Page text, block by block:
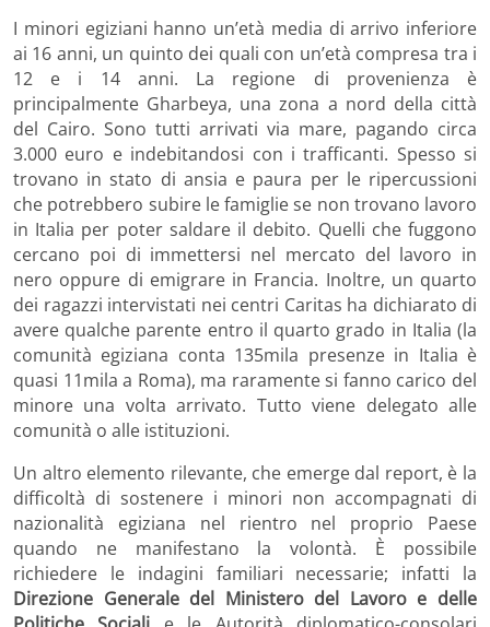
I minori egiziani hanno un’età media di arrivo inferiore
ai 16 anni, un quinto dei quali con un’età compresa tra i
12 e i 14 anni. La regione di provenienza è
principalmente Gharbeya, una zona a nord della città
del Cairo. Sono tutti arrivati via mare, pagando circa
3.000 euro e indebitandosi con i trafficanti. Spesso si
trovano in stato di ansia e paura per le ripercussioni
che potrebbero subire le famiglie se non trovano lavoro
in Italia per poter saldare il debito. Quelli che fuggono
cercano poi di immettersi nel mercato del lavoro in
nero oppure di emigrare in Francia. Inoltre, un quarto
dei ragazzi intervistati nei centri Caritas ha dichiarato di
avere qualche parente entro il quarto grado in Italia (la
comunità egiziana conta 135mila presenze in Italia è
quasi 11mila a Roma), ma raramente si fanno carico del
minore una volta arrivato. Tutto viene delegato alle
comunità o alle istituzioni.
Un altro elemento rilevante, che emerge dal report, è la
difficoltà di sostenere i minori non accompagnati di
nazionalità egiziana nel rientro nel proprio Paese
quando ne manifestano la volontà. È possibile
richiedere le indagini familiari necessarie; infatti la
Direzione Generale del Ministero del Lavoro e delle